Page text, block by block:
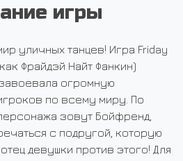
игры
уличных танцев! Игра Friday
Фрайдэй Найт Фанкин)
огромную
по всему миру. По
зовут Бойфренд,
с подругой, которую
девушки против этого! Для